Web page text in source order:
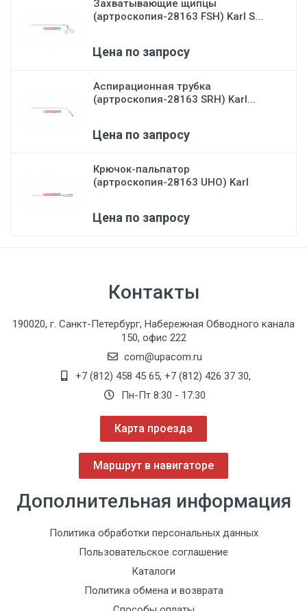
Захватывающие щипцы
(артроскопия-28163 FSH) Karl S...
Цена по запросу
Аспирационная трубка
(артроскопия-28163 SRH) Karl...
Цена по запросу
Крючок-пальпатор
(артроскопия-28163 UHO) Karl
Цена по запросу
Контакты
190020, г. Санкт-Петербург, Набережная Обводного канала
150, офис 222
com@upacom.ru
+7 (812) 458 45 65, +7 (812) 426 37 30,
Пн-Пт 8:30 - 17:30
Карта проезда
Маршрут в навигаторе
Дополнительная информация
Политика обработки персональных данных
Пользовательское соглашение
Каталоги
Политика обмена и возврата